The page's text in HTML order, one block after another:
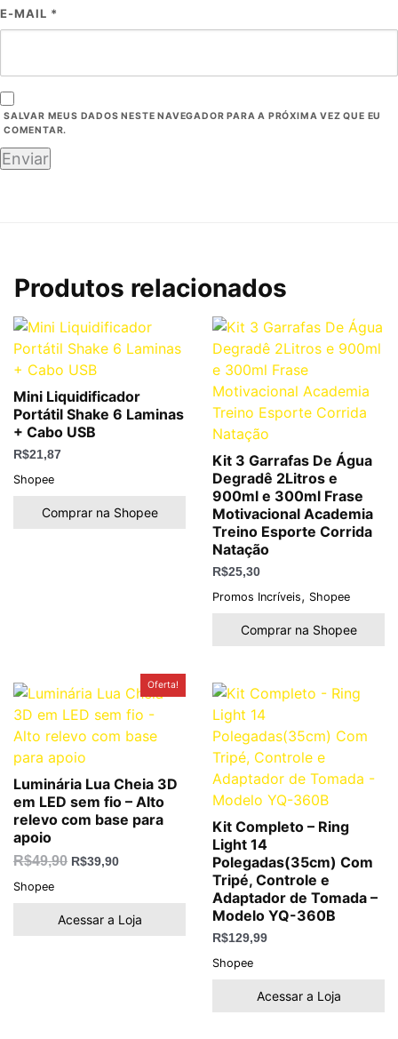
E-MAIL *
SALVAR MEUS DADOS NESTE NAVEGADOR PARA A PRÓXIMA VEZ QUE EU
COMENTAR.
Produtos relacionados
Mini Liquidificador
Portátil Shake 6 Laminas
+ Cabo USB
R$21,87
Shopee
Comprar na Shopee
Kit 3 Garrafas De Água
Degradê 2Litros e
900ml e 300ml Frase
Motivacional Academia
Treino Esporte Corrida
Natação
R$25,30
Promos Incríveis, Shopee
Comprar na Shopee
Oferta!
Luminária Lua Cheia 3D
em LED sem fio – Alto
relevo com base para
apoio
R$49,90
preço
era:
R$49,90.
R$39,90
preço
atual
é:
R$39,90.
Shopee
Acessar a Loja
Kit Completo – Ring
Light 14
Polegadas(35cm) Com
Tripé, Controle e
Adaptador de Tomada –
Modelo YQ-360B
R$129,99
Shopee
Acessar a Loja